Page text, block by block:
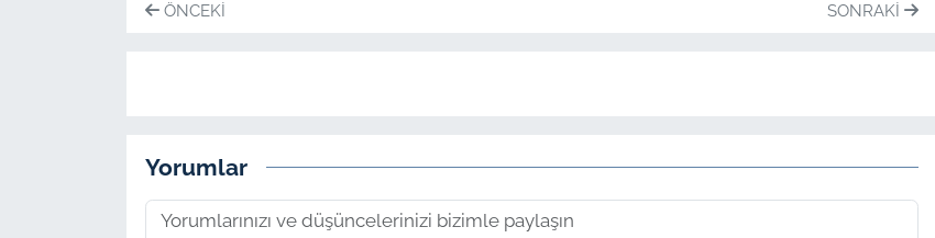
ÖNCEKI SONRAKI
Yorumlar